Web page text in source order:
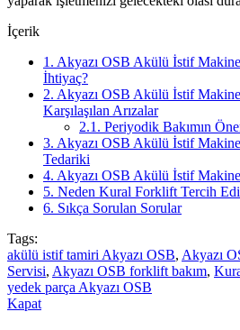
İçerik
1. Akyazı OSB Akülü İstif
İhtiyaç?
2. Akyazı OSB Akülü İstif
Karşılaşılan Arızalar
2.1. Periyodik Bakımın
3. Akyazı OSB Akülü İstif
Tedariki
4. Akyazı OSB Akülü İstif
5. Neden Kural Forklift Tercih
6. Sıkça Sorulan Sorular
Tags:
akülü istif tamiri Akyazı OSB, Akyazı
Servisi, Akyazı OSB forklift bakım,
yedek parça Akyazı OSB
Kapat